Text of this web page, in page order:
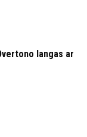
langas ar